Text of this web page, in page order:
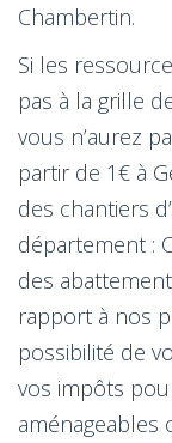
Chambertin.
Si les
pas à la grille
vous n’aurez
partir de 1€ à
des chantiers
département :
des
rapport à nos
possibilité de
vos impôts